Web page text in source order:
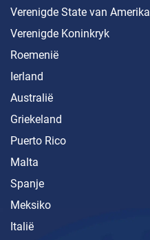
Verenigde State van Amerika
Verenigde Koninkryk
Roemenië
Ierland
Australië
Griekeland
Puerto Rico
Malta
Spanje
Meksiko
Italië